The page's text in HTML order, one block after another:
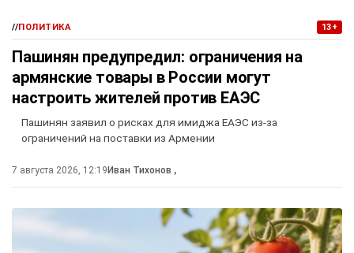
//ПОЛИТИКА 13+
Пашинян предупредил: ограничения на
армянские товары в России могут
настроить жителей против ЕАЭС
Пашинян заявил о рисках для имиджа ЕАЭС из-за
ограничений на поставки из Армении
7 августа 2026, 12:19 Иван Тихонов ,